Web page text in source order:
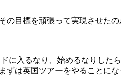
目標を頑張って実現させた
に入るなり、始めるなりし
ずは英国ツアーをやることに